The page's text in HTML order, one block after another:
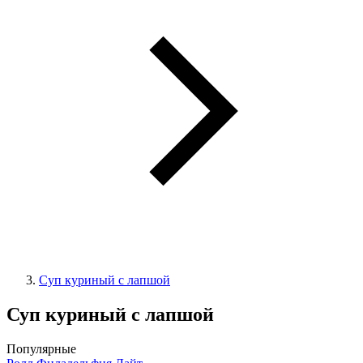
Суп куриный с лапшой
Суп куриный с лапшой
Популярные